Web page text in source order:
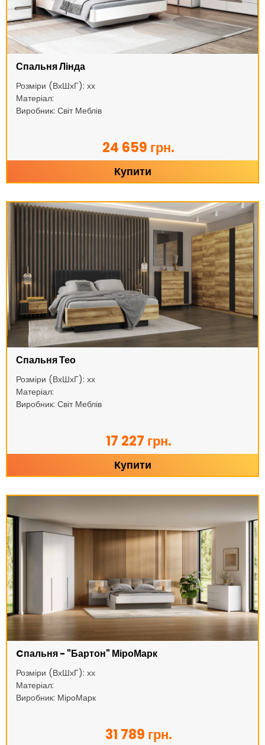
Спальня Лінда
Розміри (ВхШхГ): хх
Матеріал:
Виробник: Світ Меблів
24 659 грн.
Купити
Спальня Тео
Розміри (ВхШхГ): хх
Матеріал:
Виробник: Світ Меблів
17 227 грн.
Купити
Cпальня - "Бартон" МіроМарк
Розміри (ВхШхГ): хх
Матеріал:
Виробник: МіроМарк
31 789 грн.